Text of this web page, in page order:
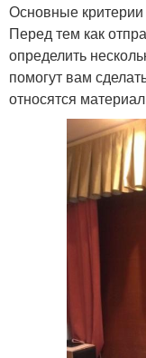
Основные
Перед тем как
определить
помогут вам
относятся